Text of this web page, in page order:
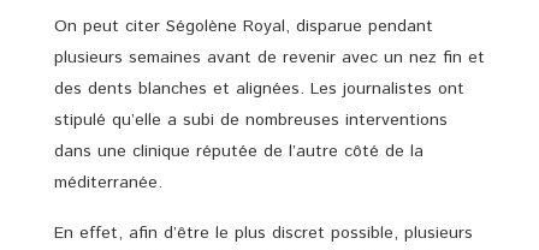
On peut citer Ségolène Royal, disparue pendant
plusieurs semaines avant de revenir avec un nez fin et
des dents blanches et alignées. Les journalistes ont
stipulé qu’elle a subi de nombreuses interventions
dans une clinique réputée de l’autre côté de la
méditerranée.
En effet, afin d’être le plus discret possible, plusieurs